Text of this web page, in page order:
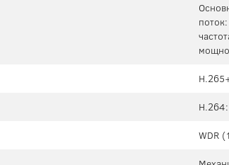
WDR